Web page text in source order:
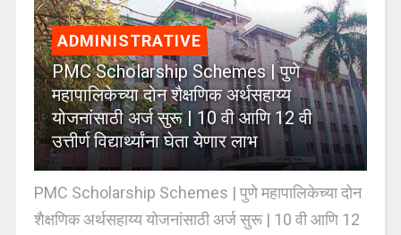
ADMINISTRATIVE
PMC Scholarship Schemes | पुणे
महापालिकेच्या दोन शैक्षणिक अर्थसहाय्य
योजनांसाठी अर्ज सुरू | 10 वी आणि 12 वी
उत्तीर्ण विद्यार्थ्यांना घेता येणार लाभ
PMC Scholarship Schemes | पुणे महापालिकेच्या दोन
शैक्षणिक अर्थसहाय्य योजनांसाठी अर्ज सुरू | 10 वी आणि 12